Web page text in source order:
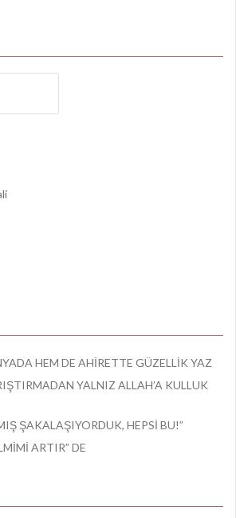
HEM DE AHİRETTE GÜZELLİK YAZ
YALNIZ ALLAH’A KULLUK
ŞAKALAŞIYORDUK, HEPSİ BU!”
ARTIR” DE